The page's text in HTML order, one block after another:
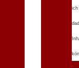
ich